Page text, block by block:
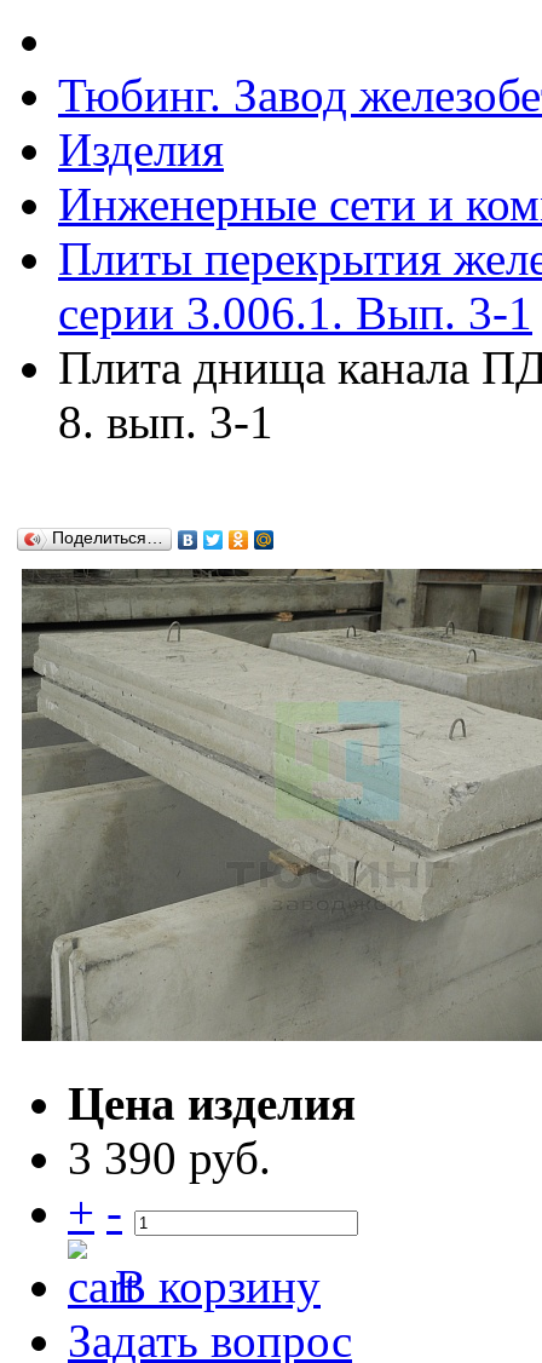
Тюбинг. Завод
Изделия
Инженерные сети и
Плиты перекрытия
серии 3.006.1. Вып. 3-1
Плита днища канала
8. вып. 3-1
Поделиться…
Цена изделия
3 390 руб.
+ -
В корзину
Задать вопрос